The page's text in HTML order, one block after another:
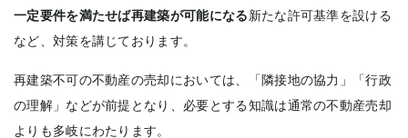
一定要件を満たせば再建築が可能になる新たな許可基準を設ける
など、対策を講じております。
再建築不可の不動産の売却においては、「隣接地の協力」「行政
の理解」などが前提となり、必要とする知識は通常の不動産売却
よりも多岐にわたります。